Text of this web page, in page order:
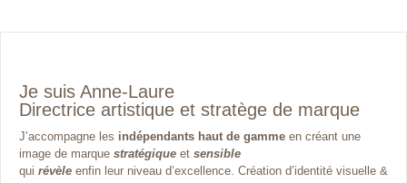
Je suis Anne-Laure
Directrice artistique et stratège de marque
J’accompagne les indépendants haut de gamme en créant une
image de marque stratégique et sensible
qui révèle enfin leur niveau d’excellence. Création d’identité visuelle &